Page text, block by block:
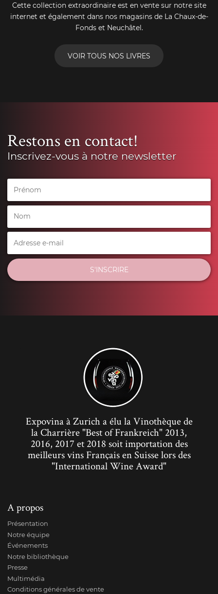
Cette collection extraordinaire est en vente sur notre site
internet et également dans nos magasins de La Chaux-de-
Fonds et Neuchâtel.
VOIR TOUS NOS LIVRES
Restons en contact!
Inscrivez-vous à notre newsletter
S'INSCRIRE
Expovina à Zurich a élu la Vinothèque de
la Charrière "Best of Frankreich" 2013,
2016, 2017 et 2018 soit importation des
meilleurs vins Français en Suisse lors des
"International Wine Award"
A propos
Présentation
Notre équipe
Événements
Notre bibliothèque
Presse
Multimédia
Conditions générales de vente